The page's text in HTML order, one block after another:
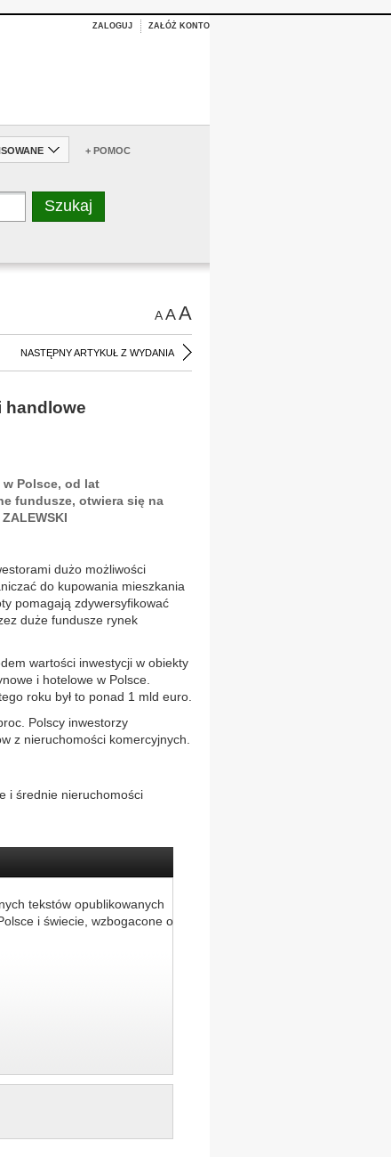
ZALOGUJ ZAŁÓŻ KONTO
+ POMOC
AAA
NASTĘPNY ARTYKUŁ Z WYDANIA
handlowe
Polsce, od lat
fundusze, otwiera się na
dużo możliwości
do kupowania mieszkania
pomagają zdywersyfikować
duże fundusze rynek
wartości inwestycji w obiekty
i hotelowe w Polsce.
roku był to ponad 1 mld euro.
Polscy inwestorzy
z nieruchomości komercyjnych.
i średnie nieruchomości
tekstów opublikowanych
i świecie, wzbogacone o